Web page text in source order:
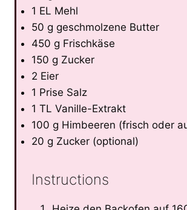
1 EL Mehl
50 g geschmolzene Butter
450 g Frischkäse
150 g Zucker
2 Eier
1 Prise Salz
1 TL Vanille-Extrakt
100 g Himbeeren (frisch oder
20 g Zucker (optional)
Instructions